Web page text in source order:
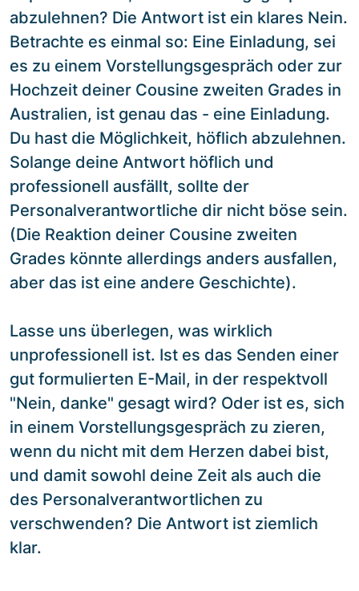
abzulehnen? Die Antwort ist ein klares Nein.
Betrachte es einmal so: Eine Einladung, sei
es zu einem Vorstellungsgespräch oder zur
Hochzeit deiner Cousine zweiten Grades in
Australien, ist genau das - eine Einladung.
Du hast die Möglichkeit, höflich abzulehnen.
Solange deine Antwort höflich und
professionell ausfällt, sollte der
Personalverantwortliche dir nicht böse sein.
(Die Reaktion deiner Cousine zweiten
Grades könnte allerdings anders ausfallen,
aber das ist eine andere Geschichte).
Lasse uns überlegen, was wirklich
unprofessionell ist. Ist es das Senden einer
gut formulierten E-Mail, in der respektvoll
"Nein, danke" gesagt wird? Oder ist es, sich
in einem Vorstellungsgespräch zu zieren,
wenn du nicht mit dem Herzen dabei bist,
und damit sowohl deine Zeit als auch die
des Personalverantwortlichen zu
verschwenden? Die Antwort ist ziemlich
klar.